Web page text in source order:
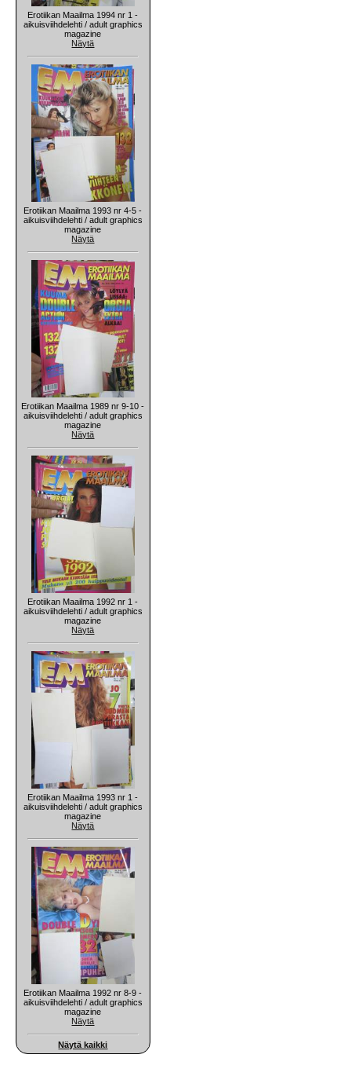
Erotiikan Maailma 1994 nr 1 -
aikuisviihdelehti / adult graphics
magazine
Näytä
Erotiikan Maailma 1993 nr 4-5 -
aikuisviihdelehti / adult graphics
magazine
Näytä
Erotiikan Maailma 1989 nr 9-10 -
aikuisviihdelehti / adult graphics
magazine
Näytä
Erotiikan Maailma 1992 nr 1 -
aikuisviihdelehti / adult graphics
magazine
Näytä
Erotiikan Maailma 1993 nr 1 -
aikuisviihdelehti / adult graphics
magazine
Näytä
Erotiikan Maailma 1992 nr 8-9 -
aikuisviihdelehti / adult graphics
magazine
Näytä
Näytä kaikki